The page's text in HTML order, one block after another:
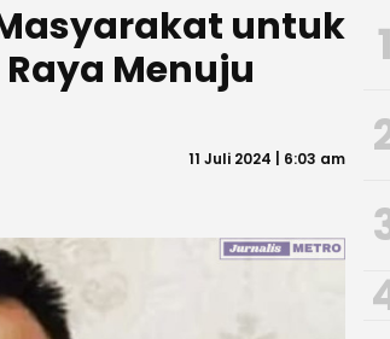
untuk
Menuju
11 Juli 2024 | 6:03 am
1